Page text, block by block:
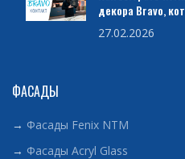
декора Bravo,
27.02.2026
ФАСАДЫ
→ Фасады Fenix NTM
→ Фасады Acryl Glass